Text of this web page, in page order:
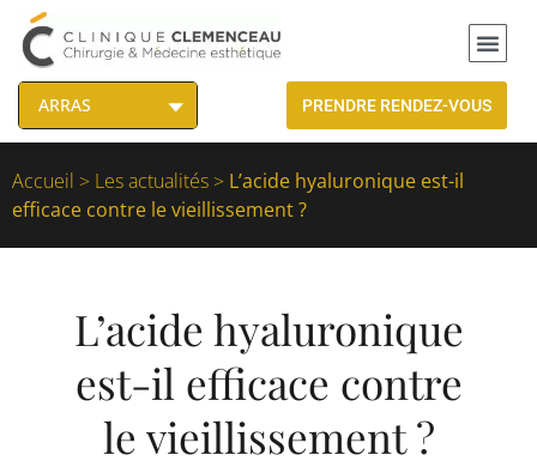
PRENDRE RENDEZ-VOUS
Accueil > Les actualités > L’acide hyaluronique est-il
efficace contre le vieillissement ?
L’acide hyaluronique
est-il efficace contre
le vieillissement ?